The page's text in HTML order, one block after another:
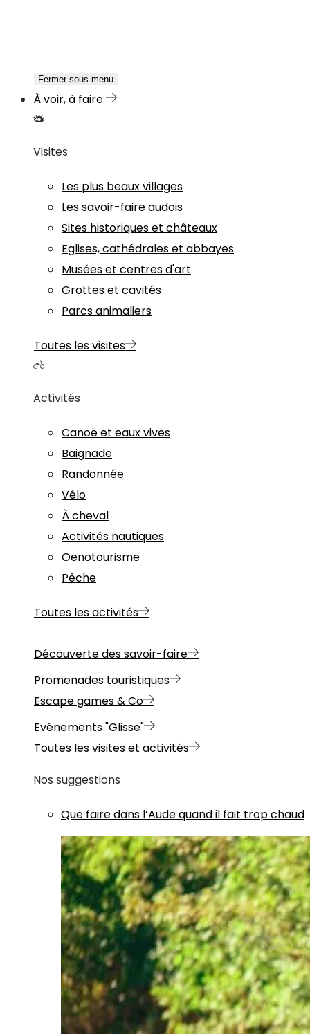
Fermer sous-menu
À voir, à faire
Visites
Les plus beaux villages
Les savoir-faire audois
Sites historiques et châteaux
Eglises, cathédrales et abbayes
Musées et centres d'art
Grottes et cavités
Parcs animaliers
Toutes les visites
Activités
Canoë et eaux vives
Baignade
Randonnée
Vélo
À cheval
Activités nautiques
Oenotourisme
Pêche
Toutes les activités
Découverte des savoir-faire
Promenades touristiques
Escape games & Co
Evénements "Glisse"
Toutes les visites et activités
Nos suggestions
Que faire dans l’Aude quand il fait trop chaud